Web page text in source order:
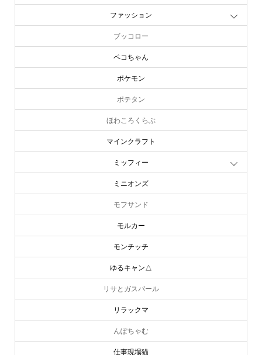
ファッション
ブッコロー
ペコちゃん
ポケモン
ポテタン
ほわころくらぶ
マインクラフト
ミッフィー
ミニオンズ
モフサンド
モルカー
モンチッチ
ゆるキャン△
リサとガスパール
リラックマ
んぽちゃむ
仕事現場猫